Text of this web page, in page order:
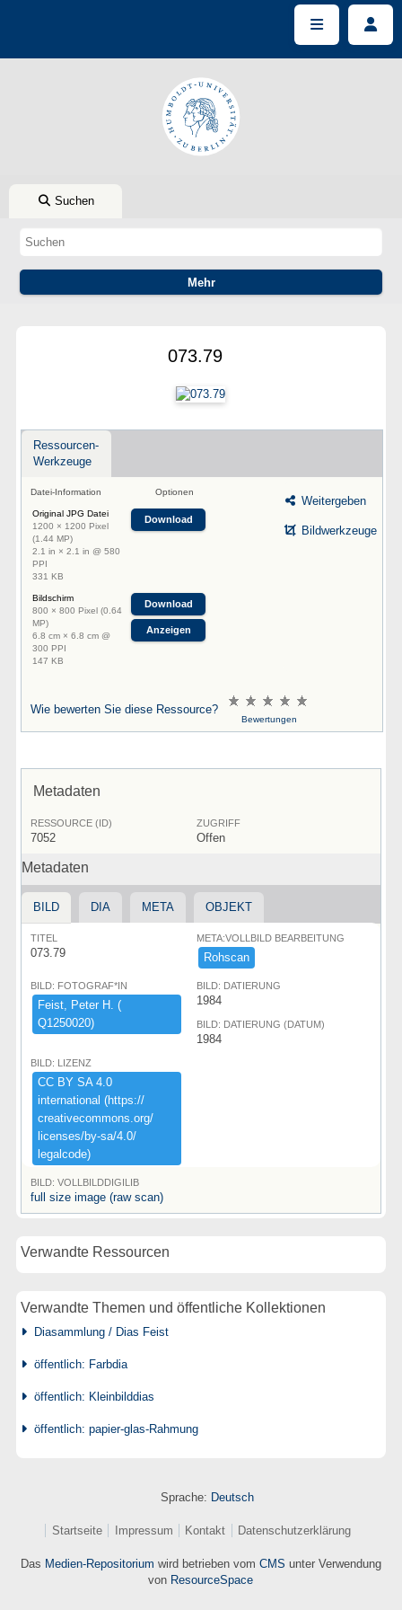
Suchen
073.79
Ressourcen-
Werkzeuge
Datei-Information Optionen
Original JPG Datei
1200 × 1200 Pixel
(1.44 MP)
2.1 in × 2.1 in @ 580
PPI
331 KB
Download
Bildschirm
800 × 800 Pixel (0.64
MP)
6.8 cm × 6.8 cm @
300 PPI
147 KB
Download
Anzeigen
Weitergeben
Bildwerkzeuge
Wie bewerten Sie diese Ressource?
Bewertungen
Metadaten
RESSOURCE (ID)
7052
ZUGRIFF
Offen
Metadaten
BILD DIA META OBJEKT
TITEL
073.79
META:VOLLBILD BEARBEITUNG
Rohscan
BILD: FOTOGRAF*IN
Feist,​ ​Peter ​H.​ ​(​
Q1250020)​
BILD: DATIERUNG
1984
BILD: DATIERUNG (DATUM)
1984
BILD: LIZENZ
CC ​BY ​SA ​4.​0 ​
international ​(​https:​/​/​
creativecommons.​org/​
licenses/​by-​sa/​4.​0/​
legalcode)​
BILD: VOLLBILDDIGILIB
full size image (raw scan)
Verwandte Ressourcen
Verwandte Themen und öffentliche Kollektionen
Diasammlung / Dias Feist
öffentlich: Farbdia
öffentlich: Kleinbilddias
öffentlich: papier-glas-Rahmung
Sprache: Deutsch
Startseite Impressum Kontakt Datenschutzerklärung
Das Medien-Repositorium wird betrieben vom CMS unter Verwendung
von ResourceSpace